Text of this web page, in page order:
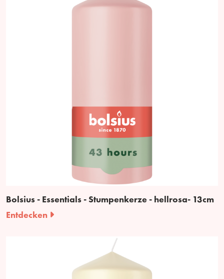
Bolsius - Essentials - Stumpenkerze - hellrosa- 13cm
Entdecken